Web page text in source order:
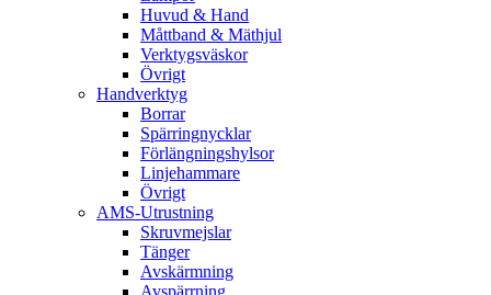
Huvud & Hand
Måttband & Mäthjul
Verktygsväskor
Övrigt
Handverktyg
Borrar
Spärringnycklar
Förlängningshylsor
Linjehammare
Övrigt
AMS-Utrustning
Skruvmejslar
Tänger
Avskärmning
Avspärrning